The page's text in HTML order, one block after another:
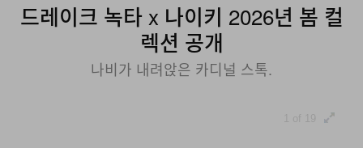
드레이크 녹타 x 나이키 2026년 봄 컬
렉션 공개
나비가 내려앉은 카디널 스톡.